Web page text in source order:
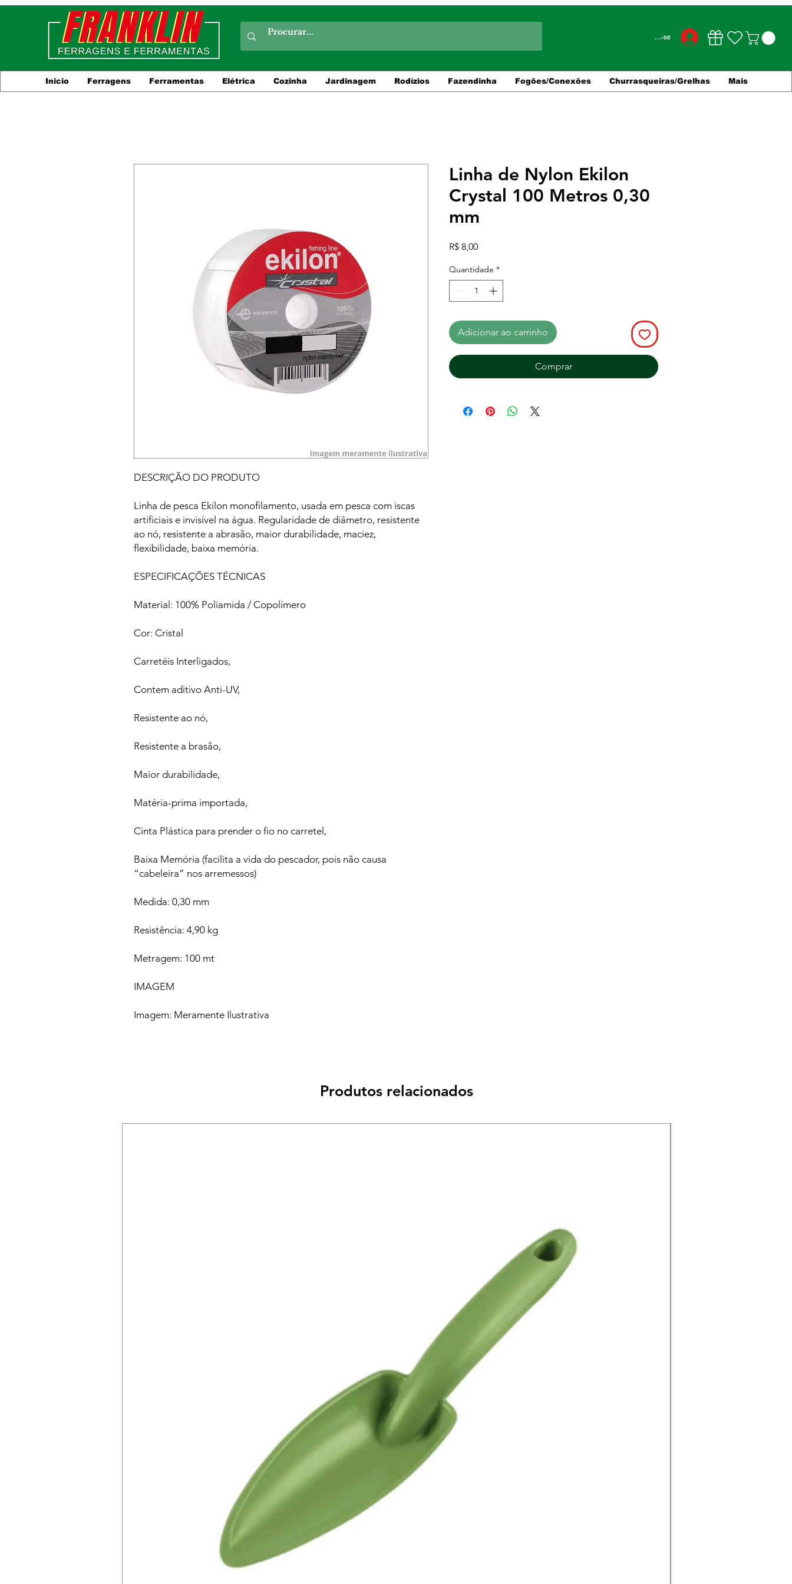
Conecte-se
Inicio Ferragens Ferramentas Elétrica Cozinha Jardinagem Rodízios Fazendinha Fogões/Conexões Churrasqueiras/Grelhas Mais
DESCRIÇÃO DO PRODUTO
Linha de pesca Ekilon monofilamento, usada em pesca com iscas
artificiais e invisível na água. Regularidade de diâmetro, resistente
ao nó, resistente a abrasão, maior durabilidade, maciez,
flexibilidade, baixa memória.
ESPECIFICAÇÕES TÉCNICAS
Material: 100% Poliamida / Copolímero
Cor: Cristal
Carretéis Interligados,
Contem aditivo Anti-UV,
Resistente ao nó,
Resistente a brasão,
Maior durabilidade,
Matéria-prima importada,
Cinta Plástica para prender o fio no carretel,
Baixa Memória (facilita a vida do pescador, pois não causa
“cabeleira” nos arremessos)
Medida: 0,30 mm
Resistência: 4,90 kg
Metragem: 100 mt
IMAGEM
Imagem: Meramente Ilustrativa
Linha de Nylon Ekilon
Crystal 100 Metros 0,30
mm
R$ 8,00Preço
Quantidade *
Adicionar ao carrinho
Comprar
Produtos relacionados